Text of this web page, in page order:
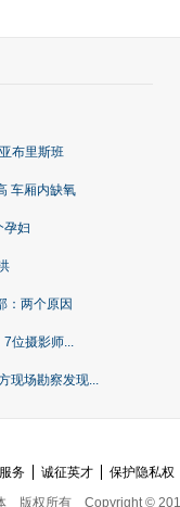
布里斯班
车厢内缺氧
孕妇
：两个原因
7位摄影师...
现场勘察发现...
务 诚征英才 保护隐私权
版权所有 Copyright ©